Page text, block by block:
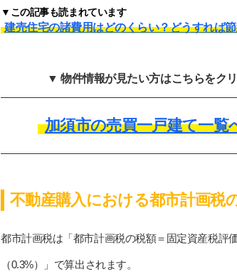
▼この記事も読まれています
建売住宅の諸費用はどのくらい？どうすれば
▼ 物件情報が見たい方はこちらをク
加須市の売買一戸建て一覧
不動産購入における都市計画税
都市計画税は「都市計画税の税額＝固定資産税評
（0.3%）」で算出されます。